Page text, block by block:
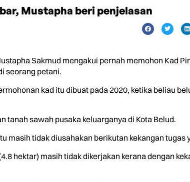
Mustapha beri penjelasan
Sakmud mengakui pernah memohon Kad
seorang petani.
kad itu dibuat pada 2020, ketika beliau
tanah sawah pusaka keluarganya di Kota Belud.
masih tidak diusahakan berikutan kekangan tugas
hektar) masih tidak dikerjakan kerana dengan